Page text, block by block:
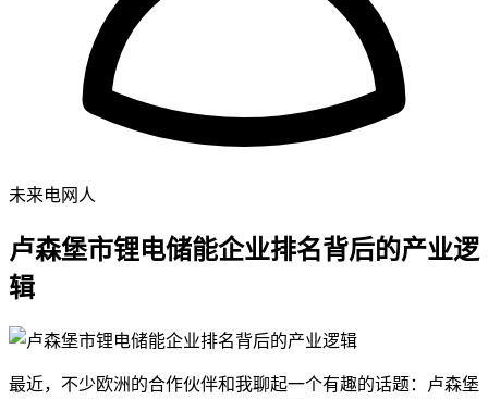
未来电网人
卢森堡市锂电储能企业排名背后的产业逻
辑
最近，不少欧洲的合作伙伴和我聊起一个有趣的话题：卢森堡